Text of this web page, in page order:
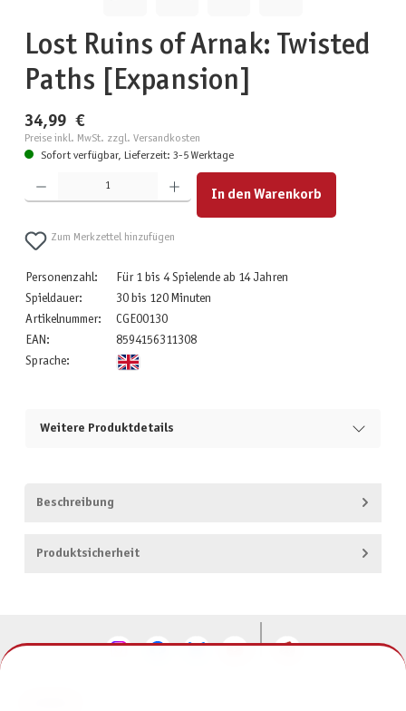
Lost Ruins of Arnak: Twisted
Paths [Expansion]
34,99 €
Preise inkl. MwSt. zzgl. Versandkosten
Sofort verfügbar, Lieferzeit: 3-5 Werktage
Produkt Anzahl: Gib den gewünschten Wert ein oder benutze die Schaltflächen um die Anzahl zu
In den Warenkorb
Zum Merkzettel hinzufügen
Personenzahl:
Für 1 bis 4 Spielende ab 14 Jahren
Spieldauer:
30 bis 120 Minuten
Artikelnummer:
CGE00130
EAN:
8594156311308
Sprache:
Weitere Produktdetails
Beschreibung
Produktsicherheit